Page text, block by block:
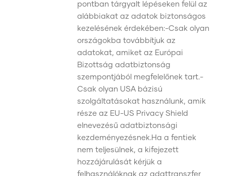
pontban tárgyalt lépéseken felül az
alábbiakat az adatok biztonságos
kezelésének érdekében:-Csak olyan
országokba továbbítjuk az
adatokat, amiket az Európai
Bizottság adatbiztonság
szempontjából megfelelőnek tart.-
Csak olyan USA bázisú
szolgáltatásokat használunk, amik
része az EU-US Privacy Shield
elnevezésű adatbiztonsági
kezdeményezésnek.Ha a fentiek
nem teljesülnek, a kifejezett
hozzájárulását kérjük a
felhasználóknak az adattranszfer